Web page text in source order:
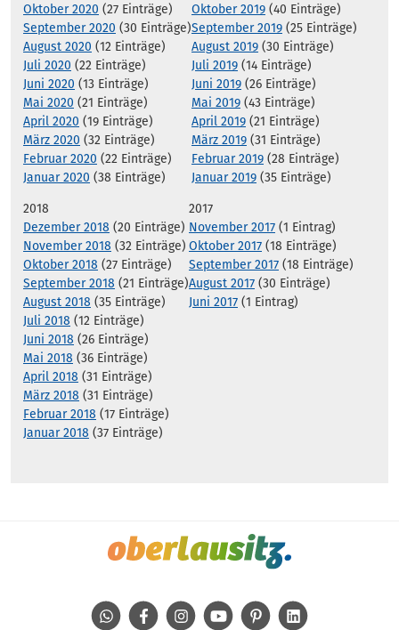
Oktober 2020 (27 Einträge)
September 2020 (30 Einträge)
August 2020 (12 Einträge)
Juli 2020 (22 Einträge)
Juni 2020 (13 Einträge)
Mai 2020 (21 Einträge)
April 2020 (19 Einträge)
März 2020 (32 Einträge)
Februar 2020 (22 Einträge)
Januar 2020 (38 Einträge)
Oktober 2019 (40 Einträge)
September 2019 (25 Einträge)
August 2019 (30 Einträge)
Juli 2019 (14 Einträge)
Juni 2019 (26 Einträge)
Mai 2019 (43 Einträge)
April 2019 (21 Einträge)
März 2019 (31 Einträge)
Februar 2019 (28 Einträge)
Januar 2019 (35 Einträge)
2018
Dezember 2018 (20 Einträge)
November 2018 (32 Einträge)
Oktober 2018 (27 Einträge)
September 2018 (21 Einträge)
August 2018 (35 Einträge)
Juli 2018 (12 Einträge)
Juni 2018 (26 Einträge)
Mai 2018 (36 Einträge)
April 2018 (31 Einträge)
März 2018 (31 Einträge)
Februar 2018 (17 Einträge)
Januar 2018 (37 Einträge)
2017
November 2017 (1 Eintrag)
Oktober 2017 (18 Einträge)
September 2017 (18 Einträge)
August 2017 (30 Einträge)
Juni 2017 (1 Eintrag)
WhatsAppFacebookInstagramYoutube Pinterest